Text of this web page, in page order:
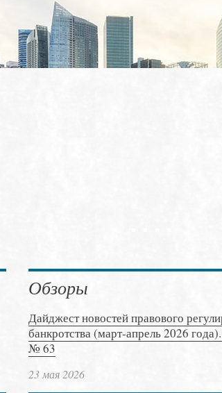
Обзоры
Дайджест новостей правового
банкротства (март-апрель 2026
№ 63
23 мая 2026